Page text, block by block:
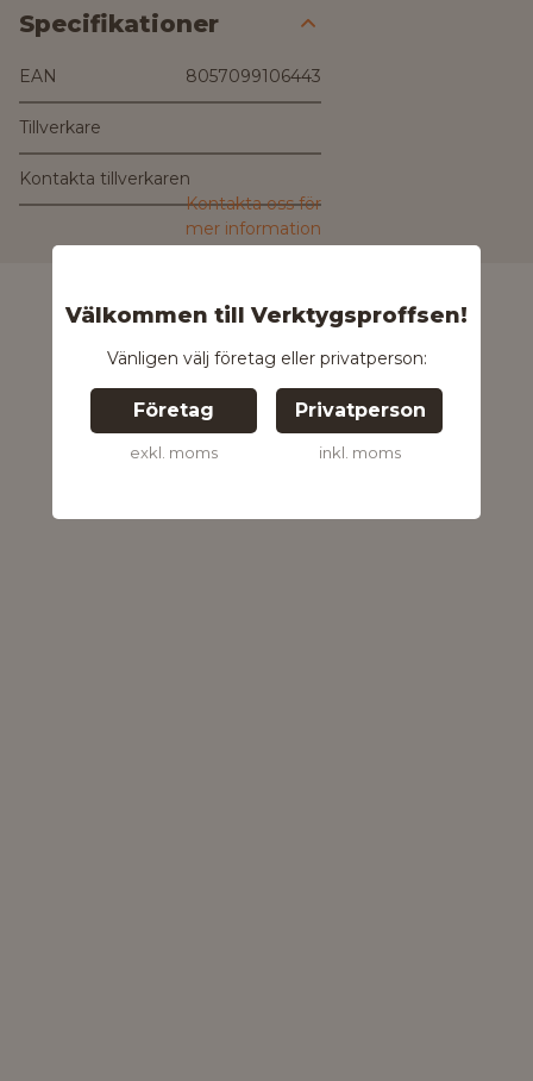
Välkommen till Verktygsproffsen!
Vänligen välj företag eller privatperson:
Företag
exkl. moms
Privatperson
inkl. moms
Specifikationer
EAN 8057099106443
Tillverkare
Kontakta tillverkaren
Kontakta oss för
mer information